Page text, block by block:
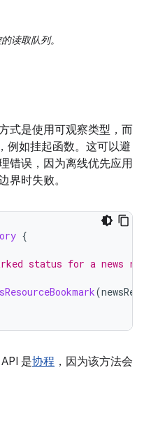
读取队列。
式是使用可观察类型，而
，例如挂起函数。这可以避
错误，因为离线优先应用
界时失败。
{
status for a news
(
是协程 ，因为该方法会